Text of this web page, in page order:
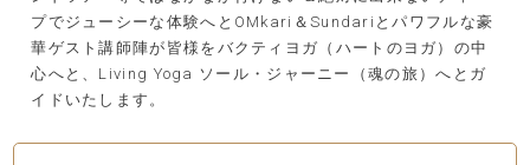
プでジューシーな体験へとOMkari＆Sundariとパワフルな豪
華ゲスト講師陣が皆様をバクティヨガ（ハートのヨガ）の中
心へと、Living Yoga ソール・ジャーニー（魂の旅）へとガ
イドいたします。